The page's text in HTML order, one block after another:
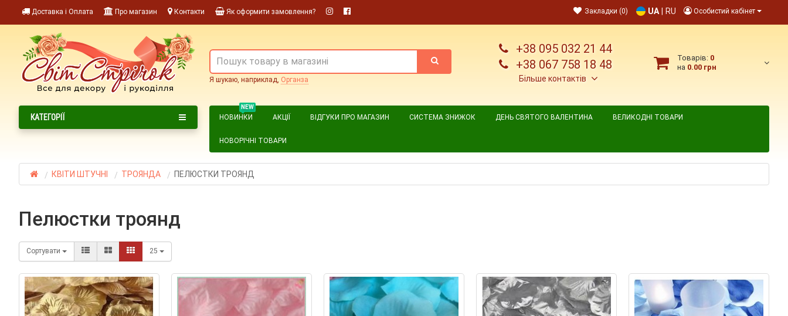
Доставка і Оплата Про магазин Контакти Як оформити замовлення? Особистий кабінет
UA RU
Закладки (0)
+38 095 032 21 44
+38 067 758 18 48
Більше контактів
Товарів: 0
на 0.00 грн
Я шукаю, наприклад, Органза
NEW
НОВИНКИ АКЦІЇ ВІДГУКИ ПРО МАГАЗИН СИСТЕМА ЗНИЖОК ДЕНЬ СВЯТОГО ВАЛЕНТИНА ВЕЛИКОДНІ ТОВАРИ
НОВОРІЧНІ ТОВАРИ
КАТЕГОРІЇ
КВІТИ ШТУЧНІ ТРОЯНДА ПЕЛЮСТКИ ТРОЯНД
пелюстки троянд
Сортувати 25